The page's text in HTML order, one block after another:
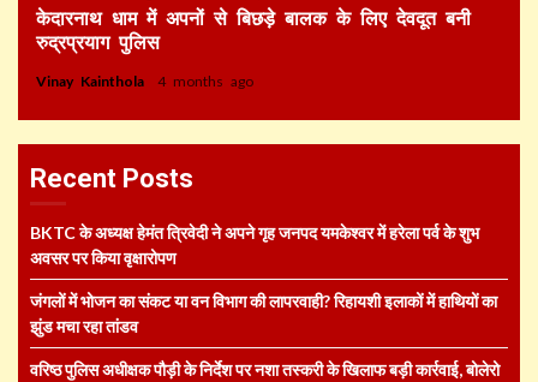
केदारनाथ धाम में अपनों से बिछड़े बालक के लिए देवदूत बनी
रुद्रप्रयाग पुलिस
Vinay Kainthola 4 months ago
Recent Posts
BKTC के अध्यक्ष हेमंत त्रिवेदी ने अपने गृह जनपद यमकेश्वर में हरेला पर्व के शुभ
अवसर पर किया वृक्षारोपण
जंगलों में भोजन का संकट या वन विभाग की लापरवाही? रिहायशी इलाकों में हाथियों का
झुंड मचा रहा तांडव
वरिष्ठ पुलिस अधीक्षक पौड़ी के निर्देश पर नशा तस्करी के खिलाफ बड़ी कार्रवाई, बोलेरो